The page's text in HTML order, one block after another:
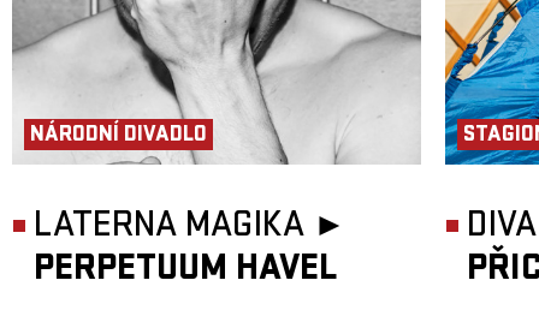
NÁRODNÍ DIVADLO
LATERNA MAGIKA ►
PERPETUUM HAVEL